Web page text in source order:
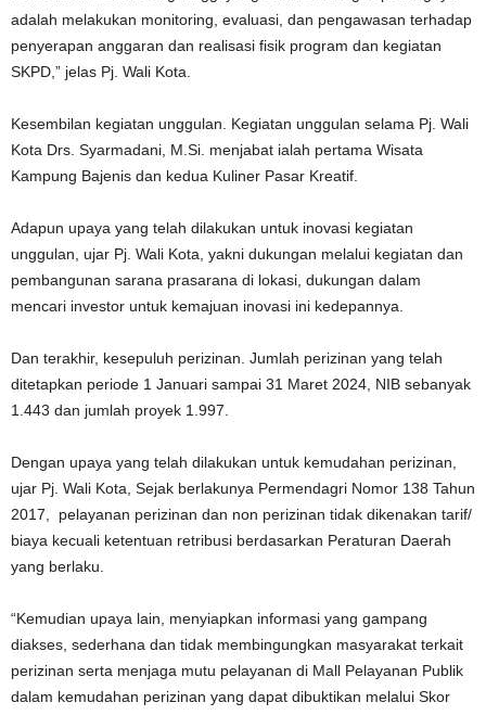
adalah melakukan monitoring, evaluasi, dan pengawasan terhadap
penyerapan anggaran dan realisasi fisik program dan kegiatan
SKPD,” jelas Pj. Wali Kota.
Kesembilan kegiatan unggulan. Kegiatan unggulan selama Pj. Wali
Kota Drs. Syarmadani, M.Si. menjabat ialah pertama Wisata
Kampung Bajenis dan kedua Kuliner Pasar Kreatif.
Adapun upaya yang telah dilakukan untuk inovasi kegiatan
unggulan, ujar Pj. Wali Kota, yakni dukungan melalui kegiatan dan
pembangunan sarana prasarana di lokasi, dukungan dalam
mencari investor untuk kemajuan inovasi ini kedepannya.
Dan terakhir, kesepuluh perizinan. Jumlah perizinan yang telah
ditetapkan periode 1 Januari sampai 31 Maret 2024, NIB sebanyak
1.443 dan jumlah proyek 1.997.
Dengan upaya yang telah dilakukan untuk kemudahan perizinan,
ujar Pj. Wali Kota, Sejak berlakunya Permendagri Nomor 138 Tahun
2017, pelayanan perizinan dan non perizinan tidak dikenakan tarif/
biaya kecuali ketentuan retribusi berdasarkan Peraturan Daerah
yang berlaku.
“Kemudian upaya lain, menyiapkan informasi yang gampang
diakses, sederhana dan tidak membingungkan masyarakat terkait
perizinan serta menjaga mutu pelayanan di Mall Pelayanan Publik
dalam kemudahan perizinan yang dapat dibuktikan melalui Skor